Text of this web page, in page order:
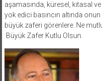
aşamasında, küresel, kıtasal
yok edici basıncın altında
büyük zaferi görenlere. Ne
Büyük Zafer Kutlu Olsun.